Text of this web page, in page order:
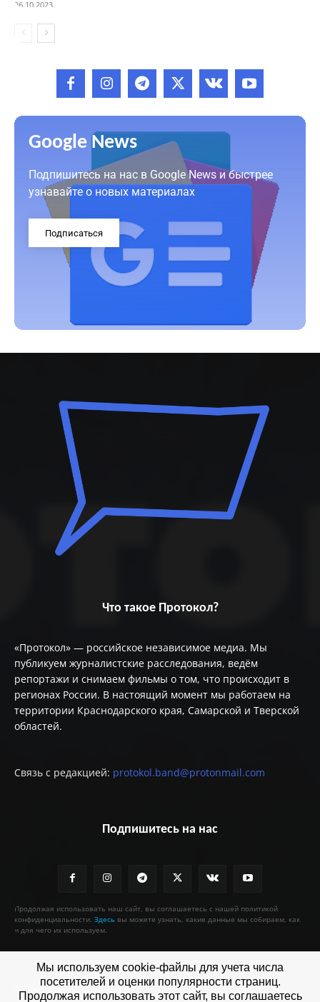
26.10.2023
Google News
Подпишитесь на нас в Google News и быстрее
узнавайте о новых материалах
Подписаться
Что такое Протокол?
«Протокол» — российское независимое медиа. Мы
публикуем журналистские расследования, ведём
репортажи и снимаем фильмы о том, что происходит в
регионах России. В настоящий момент мы работаем на
территории Краснодарского края, Самарской и Тверской
областей.
Связь с редакцией: protokol.band@protonmail.com
Подпишитесь на нас
Продолжая использовать наш сайт, вы соглашаетесь с нашей политикой
конфиденциальности. Здесь вы можете узнать, какие данные мы собираем, как
и для чего их используем.
© Протокол
Мы используем cookie-файлы для учета числа
посетителей и оценки популярности страниц.
Продолжая использовать этот сайт, вы соглашаетесь